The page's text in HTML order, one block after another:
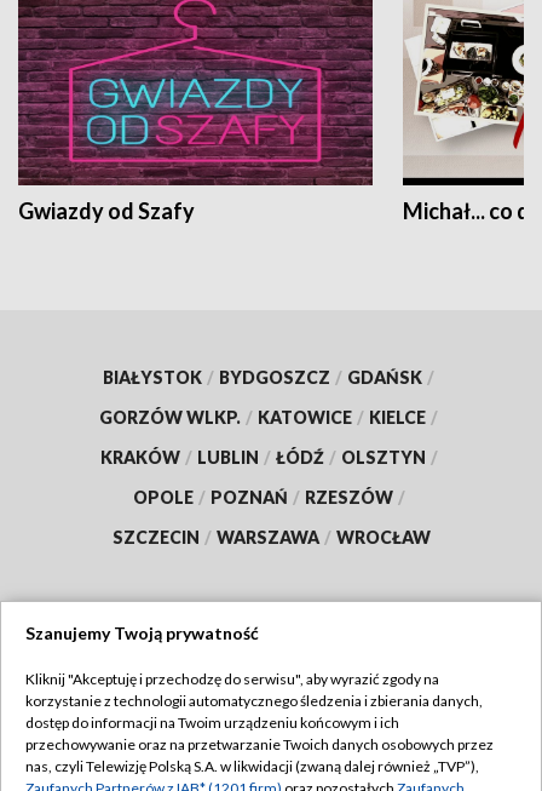
Gwiazdy od Szafy Michał... co
BIAŁYSTOK / BYDGOSZCZ / GDAŃSK /
GORZÓW WLKP. / KATOWICE / KIELCE /
KRAKÓW / LUBLIN / ŁÓDŹ / OLSZTYN /
OPOLE / POZNAŃ / RZESZÓW /
SZCZECIN / WARSZAWA / WROCŁAW
TVP
Abonament TVP
Emisja w TVP
Regulamin TVP
Szanujemy Twoją prywatność
Kliknij "Akceptuję i przechodzę do serwisu", aby wyrazić zgody na
korzystanie z technologii automatycznego śledzenia i zbierania danych,
dostęp do informacji na Twoim urządzeniu końcowym i ich
przechowywanie oraz na przetwarzanie Twoich danych osobowych przez
nas, czyli Telewizję Polską S.A. w likwidacji (zwaną dalej również „TVP”),